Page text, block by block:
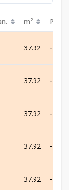
m² Precio
37.92 -
37.92 -
37.92 -
37.92 -
37.92 -